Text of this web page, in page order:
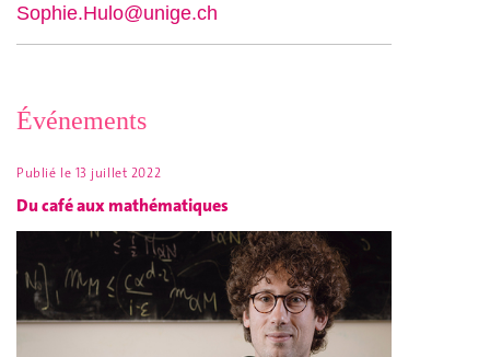
Sophie.Hulo@unige.ch
Événements
Publié le 13 juillet 2022
Du café aux mathématiques